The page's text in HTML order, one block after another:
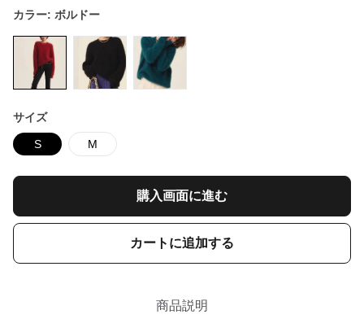
カラー: ボルドー
サイズ
S M
購入画面に進む
カートに追加する
商品説明